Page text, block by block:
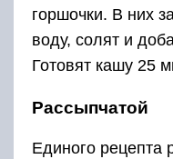
горшочки. В них
воду, солят и
Готовят кашу 25
Рассыпчатой
Единого рецепта